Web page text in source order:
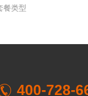
餐类型
400-728-